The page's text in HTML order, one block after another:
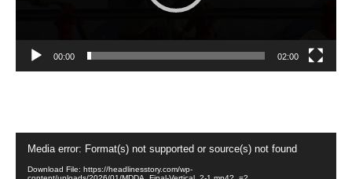
00:00 02:00
Player
Media error: Format(s) not supported or source(s) not found
Download File: https://headlinesstory.com/wp-